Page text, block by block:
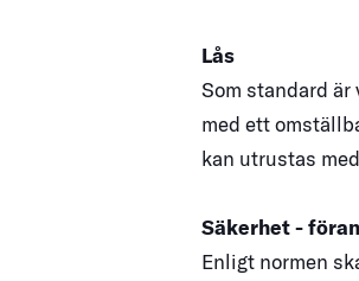
Lås
Som standard är
med ett
kan utrustas
Säkerhet -
Enligt normen